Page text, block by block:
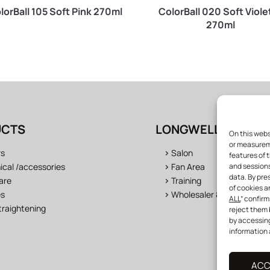
On this
or
features of
and
data. By
of cookies
ALL”
reject them
by
information
105 Soft Pink 270ml
ColorBall 020 Soft
270ml
/accessories
LONGWELL
> Salon
> Fan Area
> Training
> Wholesaler & distributor